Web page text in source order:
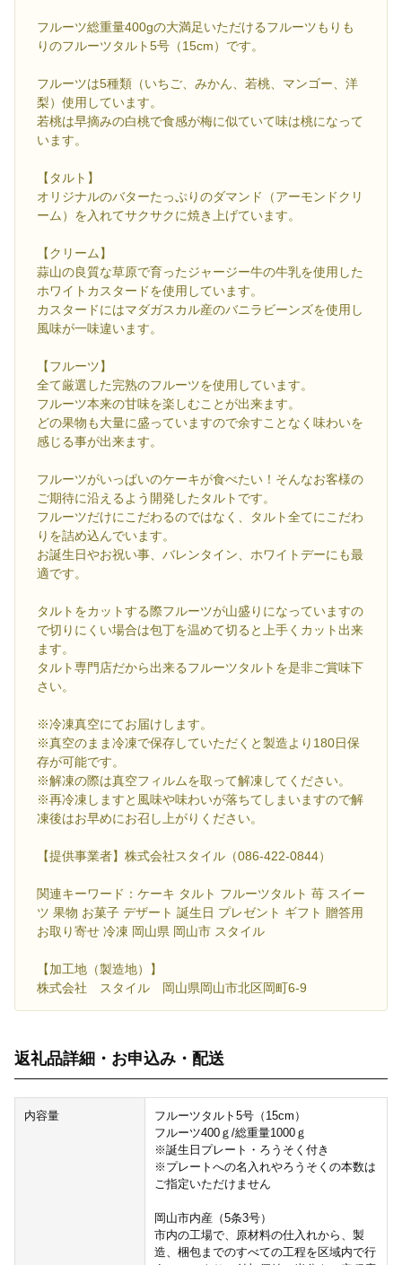
フルーツ総重量400gの大満足いただけるフルーツもりも
りのフルーツタルト5号（15cm）です。
フルーツは5種類（いちご、みかん、若桃、マンゴー、洋
梨）使用しています。
若桃は早摘みの白桃で食感が梅に似ていて味は桃になって
います。
【タルト】
オリジナルのバターたっぷりのダマンド（アーモンドクリ
ーム）を入れてサクサクに焼き上げています。
【クリーム】
蒜山の良質な草原で育ったジャージー牛の牛乳を使用した
ホワイトカスタードを使用しています。
カスタードにはマダガスカル産のバニラビーンズを使用し
風味が一味違います。
【フルーツ】
全て厳選した完熟のフルーツを使用しています。
フルーツ本来の甘味を楽しむことが出来ます。
どの果物も大量に盛っていますので余すことなく味わいを
感じる事が出来ます。
フルーツがいっぱいのケーキが食べたい！そんなお客様の
ご期待に沿えるよう開発したタルトです。
フルーツだけにこだわるのではなく、タルト全てにこだわ
りを詰め込んでいます。
お誕生日やお祝い事、バレンタイン、ホワイトデーにも最
適です。
タルトをカットする際フルーツが山盛りになっていますの
で切りにくい場合は包丁を温めて切ると上手くカット出来
ます。
タルト専門店だから出来るフルーツタルトを是非ご賞味下
さい。
※冷凍真空にてお届けします。
※真空のまま冷凍で保存していただくと製造より180日保
存が可能です。
※解凍の際は真空フィルムを取って解凍してください。
※再冷凍しますと風味や味わいが落ちてしまいますので解
凍後はお早めにお召し上がりください。
【提供事業者】株式会社スタイル（086-422-0844）
関連キーワード：ケーキ タルト フルーツタルト 苺 スイー
ツ 果物 お菓子 デザート 誕生日 プレゼント ギフト 贈答用
お取り寄せ 冷凍 岡山県 岡山市 スタイル
【加工地（製造地）】
株式会社 スタイル 岡山県岡山市北区岡町6-9
返礼品詳細・お申込み・配送
内容量
フルーツタルト5号（15cm）
フルーツ400ｇ/総重量1000ｇ
※誕生日プレート・ろうそく付き
※プレートへの名入れやろうそくの本数は
ご指定いただけません
岡山市内産（5条3号）
市内の工場で、原材料の仕入れから、製
造、梱包までのすべての工程を区域内で行